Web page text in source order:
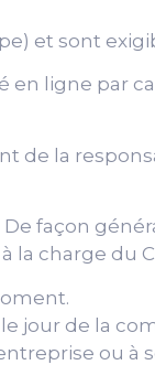
et sont
ligne par
de la
façon
charge du
jour de la
ou à